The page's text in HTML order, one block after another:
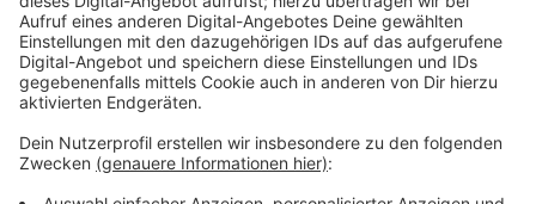
Anzeige